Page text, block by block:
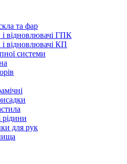
та фар
відновлювачі ГПК
відновлювачі КП
системи
для рук